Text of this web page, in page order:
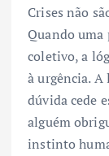
Crises não
Quando uma
coletivo, a
à urgência. A
dúvida cede
alguém
instinto